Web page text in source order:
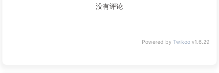
没有评论
Powered by Twikoo v1.6.29